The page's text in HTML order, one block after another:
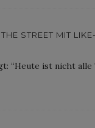
STREET MIT
“Heute ist nicht